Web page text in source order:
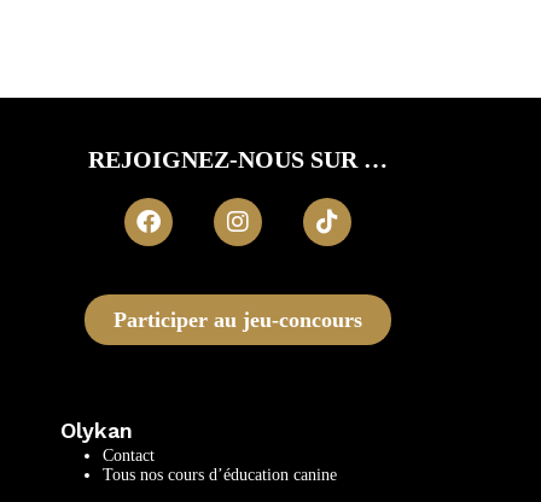
REJOIGNEZ-NOUS SUR …
Participer au jeu-concours
Olykan
Contact
Tous nos cours d’éducation canine